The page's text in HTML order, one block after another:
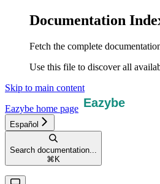
Documentation
Fetch the complete
Use this file to discover all
Skip to main content
Eazybe home page
Español
Search documentation...
⌘ K